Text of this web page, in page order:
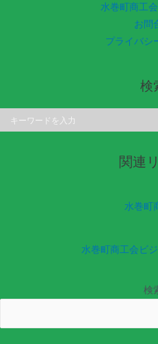
水巻町商工
お問
プライバシ
検
関連
水巻町
水巻町商工会ビ
検